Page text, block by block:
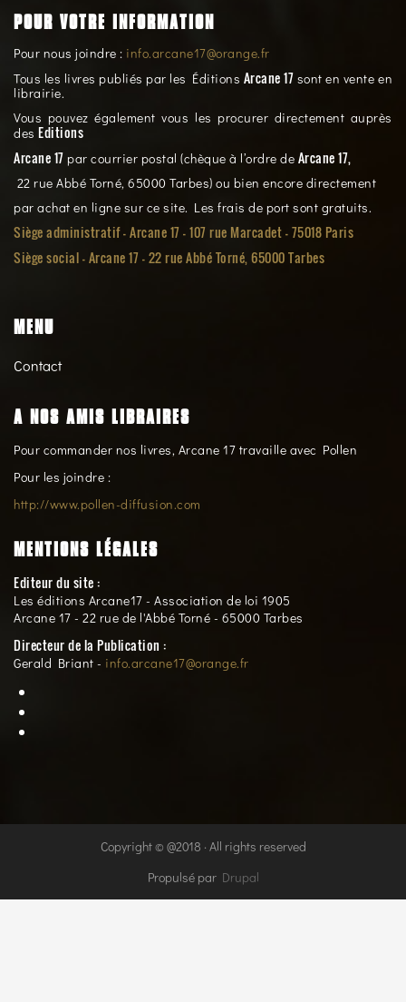
POUR VOTRE INFORMATION
Pour nous joindre : info.arcane17@orange.fr
Tous les livres publiés par les Éditions Arcane 17 sont en vente en
librairie.
Vous pouvez également vous les procurer directement auprès
des Editions
Arcane 17 par courrier postal (chèque à l’ordre de Arcane 17,
22 rue Abbé Torné, 65000 Tarbes) ou bien encore directement
par achat en ligne sur ce site. Les frais de port sont gratuits.
Siège administratif - Arcane 17 - 107 rue Marcadet - 75018 Paris
Siège social -Arcane 17 - 22 rue Abbé Torné, 65000 Tarbes
MENU
Contact
A NOS AMIS LIBRAIRES
Pour commander nos livres, Arcane 17 travaille avec Pollen
Pour les joindre :
http://www.pollen-diffusion.com
MENTIONS LÉGALES
Editeur du site :
Les éditions Arcane17 - Association de loi 1905
Arcane 17 - 22 rue de l'Abbé Torné - 65000 Tarbes
Directeur de la Publication :
Gerald Briant - info.arcane17@orange.fr
Copyright © @2018 · All rights reserved
Propulsé par Drupal